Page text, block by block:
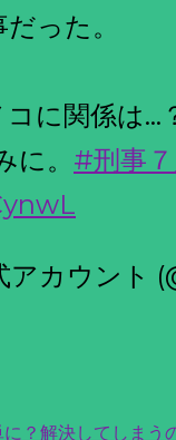
った。
に関係は…
に。 #刑事７
カウント
に？解決してしま